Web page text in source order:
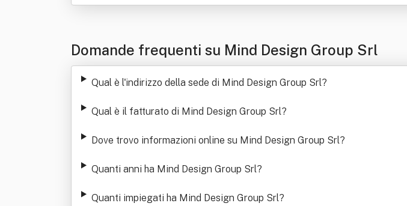
Domande frequenti su Mind Design Group Srl
Qual è l'indirizzo della sede di Mind Design Group Srl?
Qual è il fatturato di Mind Design Group Srl?
Dove trovo informazioni online su Mind Design Group Srl?
Quanti anni ha Mind Design Group Srl?
Quanti impiegati ha Mind Design Group Srl?